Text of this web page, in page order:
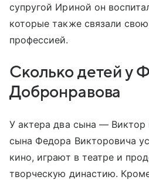
супругой Ириной он
которые также связали
профессией.
Сколько детей у
Добронравова
У актера два сына — Виктор
сына Федора Викторовича
кино, играют в театре и
творческую династию.